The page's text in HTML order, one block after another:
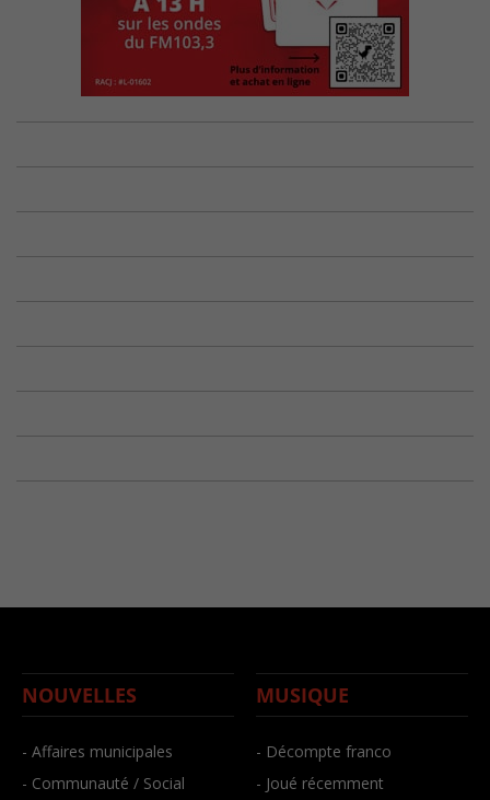
NOUVELLES
- Affaires municipales
- Communauté / Social
MUSIQUE
- Décompte franco
- Joué récemment